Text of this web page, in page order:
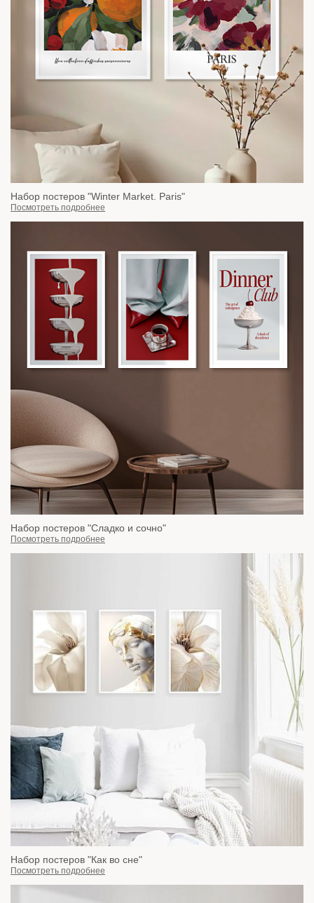
Набор постеров "Winter Market. Paris"
Посмотреть подробнее
Набор постеров "Сладко и сочно"
Посмотреть подробнее
Набор постеров "Как во сне"
Посмотреть подробнее